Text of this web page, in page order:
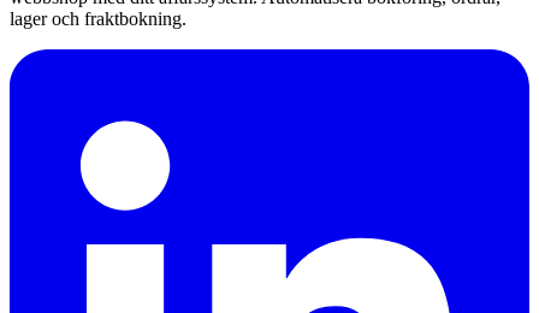
lager och fraktbokning.